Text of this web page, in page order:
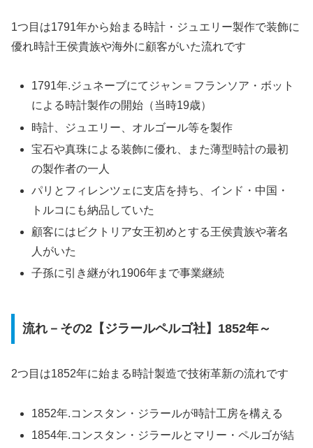
1つ目は1791年から始まる時計・ジュエリー製作で装飾に
優れ時計王侯貴族や海外に顧客がいた流れです
1791年.ジュネーブにてジャン＝フランソア・ボット
による時計製作の開始（当時19歳）
時計、ジュエリー、オルゴール等を製作
宝石や真珠による装飾に優れ、また薄型時計の最初
の製作者の一人
パリとフィレンツェに支店を持ち、インド・中国・
トルコにも納品していた
顧客にはビクトリア女王初めとする王侯貴族や著名
人がいた
子孫に引き継がれ1906年まで事業継続
流れ－その2【ジラールペルゴ社】1852年～
2つ目は1852年に始まる時計製造で技術革新の流れです
1852年.コンスタン・ジラールが時計工房を構える
1854年.コンスタン・ジラールとマリー・ペルゴが結